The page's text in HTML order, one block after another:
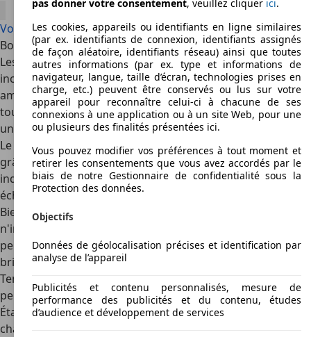
Voir toutes les offres Lada Niva
Bonnes raisons
Les
performances en tout terrain
du Niva sont
incontestables, surtout si vous effectuez quelques
améliorations de base. Les quatre roues motrices sont
toujours présentes, ainsi qu'un différentiel verrouillable et
une gamme de vitesses courtes.
Le modèle est plus confortable que vous ne l'imaginez
grâce à sacarrosserie autoportante et sa suspension
indépendante à l'avant, contrairement au châssis en
échelle de ses rivaux.
Bien que le quatre cylindres atmosphérique
n'impressionne pas beaucoup en termes de
performances, latechnologie est simpleet donc facile à
bricoler. En fait, les derniers Niva sont homologués Euro 6d
Temp et peuvent donc être conduits à l'intérieur des LEZ
pendant longtemps encore.
Étant donné que le modèle a été produit presque sans
changement pendant plus de 45 ans,
pas donner votre consentement, veuillez cliquer ici.
Les cookies, appareils ou identifiants en ligne similaires
(par ex. identifiants de connexion, identifiants assignés
de façon aléatoire, identifiants réseau) ainsi que toutes
autres informations (par ex. type et informations de
navigateur, langue, taille d’écran, technologies prises en
charge, etc.) peuvent être conservés ou lus sur votre
appareil pour reconnaître celui-ci à chacune de ses
connexions à une application ou à un site Web, pour une
ou plusieurs des finalités présentées ici.
Vous pouvez modifier vos préférences à tout moment et
retirer les consentements que vous avez accordés par le
biais de notre Gestionnaire de confidentialité sous la
Protection des données.
Objectifs
Données de géolocalisation précises et identification par
analyse de l’appareil
Publicités et contenu personnalisés, mesure de
performance des publicités et du contenu, études
d’audience et développement de services